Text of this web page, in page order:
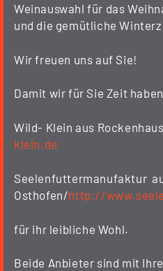
Weinauswahl für das
und die gemütliche
Wir freuen uns auf Sie!
Damit wir für Sie Zeit
Wild- Klein aus
klein.de
Seelenfuttermanufaktur
Osthofen/http://
für ihr leibliche Wohl.
Beide Anbieter sind mit